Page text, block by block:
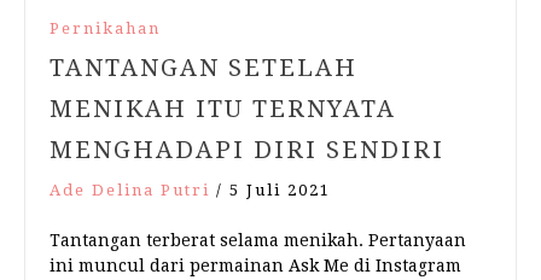
Pernikahan
TANTANGAN SETELAH
MENIKAH ITU TERNYATA
MENGHADAPI DIRI SENDIRI
Ade Delina Putri / 5 Juli 2021
Tantangan terberat selama menikah. Pertanyaan
ini muncul dari permainan Ask Me di Instagram